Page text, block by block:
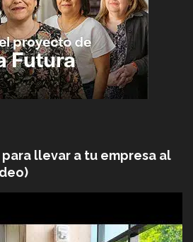
llevar a tu empresa al